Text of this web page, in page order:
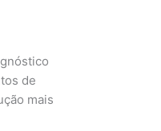
de
mais